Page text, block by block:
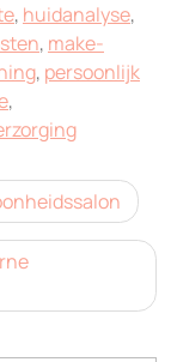
, huidanalyse,
, make-
, persoonlijk
,